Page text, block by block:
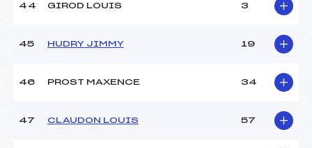
44 GIROD LOUIS 3
45 HUDRY JIMMY 19
46 PROST MAXENCE 34
47 CLAUDON LOUIS 57